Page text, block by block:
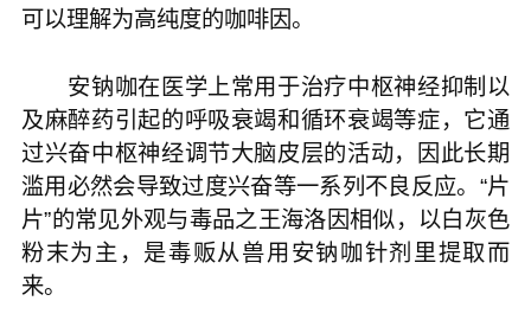
可以理解为高纯度的咖啡因。
安钠咖在医学上常用于治疗中枢神经抑制以
及麻醉药引起的呼吸衰竭和循环衰竭等症，它通
过兴奋中枢神经调节大脑皮层的活动，因此长期
滥用必然会导致过度兴奋等一系列不良反应。“片
片”的常见外观与毒品之王海洛因相似，以白灰色
粉末为主，是毒贩从兽用安钠咖针剂里提取而
来。